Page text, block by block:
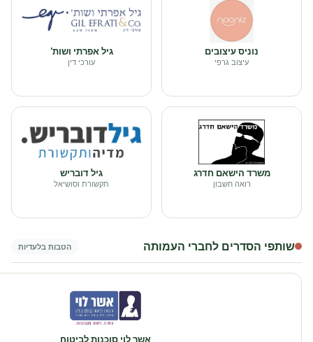
נוניס עיצובים
עיצוב גרפי
גיל אפרתי ושות'
עורכי דין
משרד הישאם חדרג
רואה חשבון
גיל דובריש
תקשורת וסושיאל
שותפי הסדרים לחברי העמותה הטבות בלעדיות
אשר לוי סוכנות לביטוח